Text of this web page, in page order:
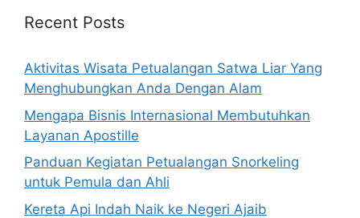
Recent Posts
Aktivitas Wisata Petualangan Satwa Liar Yang
Menghubungkan Anda Dengan Alam
Mengapa Bisnis Internasional Membutuhkan
Layanan Apostille
Panduan Kegiatan Petualangan Snorkeling
untuk Pemula dan Ahli
Kereta Api Indah Naik ke Negeri Ajaib